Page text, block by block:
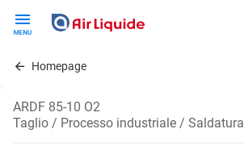
contentHomepage
ARDF 85-10 O2
Taglio / Processo industriale / Saldatura